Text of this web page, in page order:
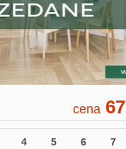
cena
4 5 6 7